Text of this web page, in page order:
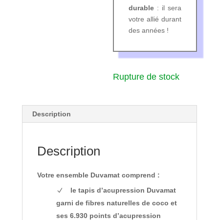
durable : il sera
votre allié durant
des années !
Rupture de stock
Description
Description
Votre ensemble Duvamat comprend :
le tapis d’acupression Duvamat
garni de fibres naturelles de coco et
ses 6.930 points d’acupression